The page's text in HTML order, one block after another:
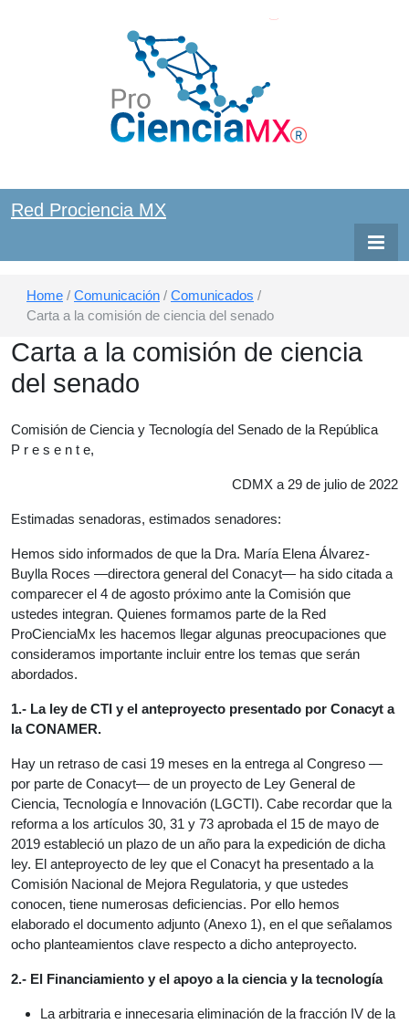
Red
Prociencia
Red Prociencia MX
Home / Comunicación / Comunicados /
Carta a la comisión de ciencia del senado
Carta a la comisión de ciencia
del senado
Comisión de Ciencia y Tecnología del Senado de la República
P r e s e n t e,
CDMX a 29 de julio de 2022
Estimadas senadoras, estimados senadores:
Hemos sido informados de que la Dra. María Elena Álvarez-
Buylla Roces —directora general del Conacyt— ha sido citada a
comparecer el 4 de agosto próximo ante la Comisión que
ustedes integran. Quienes formamos parte de la Red
ProCienciaMx les hacemos llegar algunas preocupaciones que
consideramos importante incluir entre los temas que serán
abordados.
1.- La ley de CTI y el anteproyecto presentado por Conacyt a
la CONAMER.
Hay un retraso de casi 19 meses en la entrega al Congreso —
por parte de Conacyt— de un proyecto de Ley General de
Ciencia, Tecnología e Innovación (LGCTI). Cabe recordar que la
reforma a los artículos 30, 31 y 73 aprobada el 15 de mayo de
2019 estableció un plazo de un año para la expedición de dicha
ley. El anteproyecto de ley que el Conacyt ha presentado a la
Comisión Nacional de Mejora Regulatoria, y que ustedes
conocen, tiene numerosas deficiencias. Por ello hemos
elaborado el documento adjunto (Anexo 1), en el que señalamos
ocho planteamientos clave respecto a dicho anteproyecto.
2.- El Financiamiento y el apoyo a la ciencia y la tecnología
La arbitraria e innecesaria eliminación de la fracción IV de la